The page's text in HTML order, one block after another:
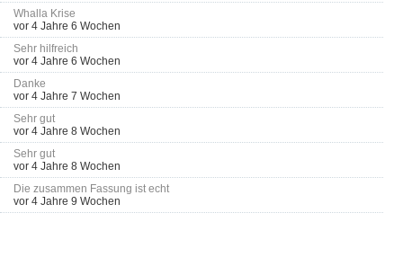
Whalla Krise
vor 4 Jahre 6 Wochen
Sehr hilfreich
vor 4 Jahre 6 Wochen
Danke
vor 4 Jahre 7 Wochen
Sehr gut
vor 4 Jahre 8 Wochen
Sehr gut
vor 4 Jahre 8 Wochen
Die zusammen Fassung ist echt
vor 4 Jahre 9 Wochen